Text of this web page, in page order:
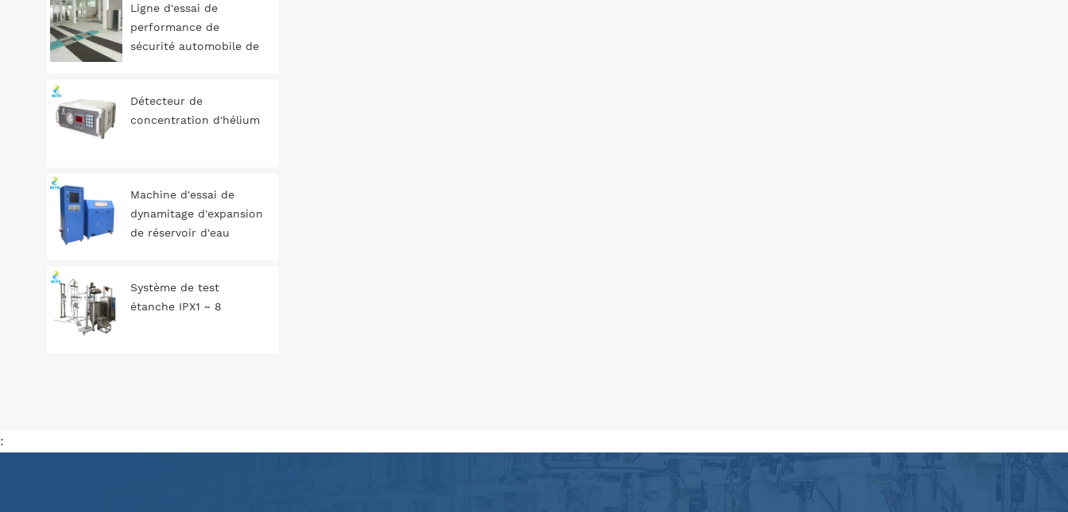
Ligne d'essai de
performance de
sécurité automobile de
Détecteur de
concentration d'hélium
Machine d'essai de
dynamitage d'expansion
de réservoir d'eau
Système de test
étanche IPX1 ~ 8
: